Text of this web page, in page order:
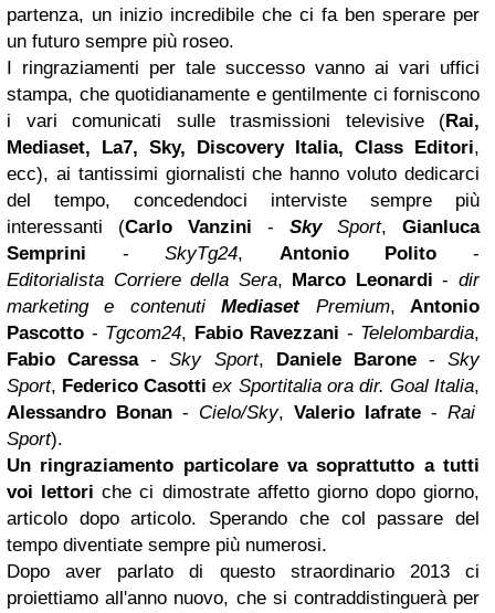
partenza, un inizio incredibile che ci fa ben sperare per
un futuro sempre più roseo.
I ringraziamenti per tale successo vanno ai vari uffici
stampa, che quotidianamente e gentilmente ci forniscono
i vari comunicati sulle trasmissioni televisive (Rai,
Mediaset, La7, Sky, Discovery Italia, Class Editori,
ecc), ai tantissimi giornalisti che hanno voluto dedicarci
del tempo, concedendoci interviste sempre più
interessanti (Carlo Vanzini - SkySport, Gianluca
Semprini -SkyTg24, Antonio Polito -
Editorialista Corriere della Sera, Marco Leonardi -dir
marketing e contenutiMediasetPremium, Antonio
Pascotto - Tgcom24, Fabio Ravezzani - Telelombardia,
Fabio Caressa-Sky Sport, Daniele Barone- Sky
Sport, Federico Casotti ex Sportitalia ora dir. Goal Italia,
Alessandro Bonan - Cielo/Sky, Valerio Iafrate - Rai
Sport).
Un ringraziamento particolare va soprattutto a tutti
voi lettoriche ci dimostrate affetto giorno dopo giorno,
articolo dopo articolo. Sperando che col passare del
tempo diventiate sempre più numerosi.
Dopo aver parlato di questo straordinario 2013 ci
proiettiamo all'anno nuovo, che si contraddistinguerà per